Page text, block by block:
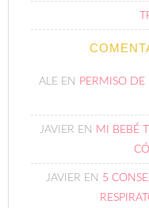
ALE EN PERMISO
JAVIER EN MI BEBÉ
JAVIER EN 5